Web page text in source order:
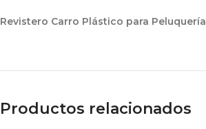
Revistero Carro Plástico para Peluquería
Productos relacionados